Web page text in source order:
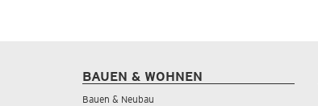
BAUEN & WOHNEN
Bauen & Neubau